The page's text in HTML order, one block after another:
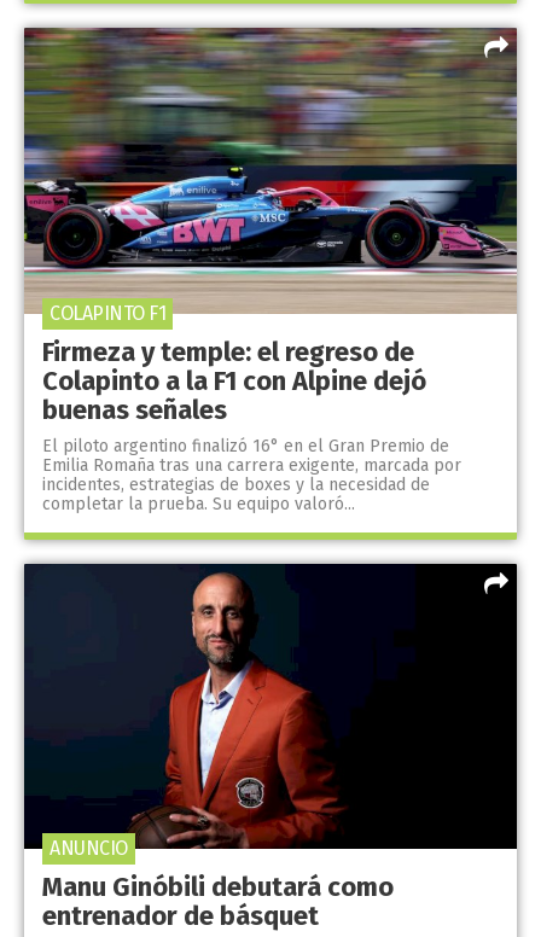
Firmeza y temple: el regreso de
Colapinto a la F1 con Alpine dejó
buenas señales
El piloto argentino finalizó 16° en el Gran Premio de
Emilia Romaña tras una carrera exigente, marcada por
incidentes, estrategias de boxes y la necesidad de
completar la prueba. Su equipo valoró...
COLAPINTO F1
Manu Ginóbili debutará como
entrenador de básquet
ANUNCIO